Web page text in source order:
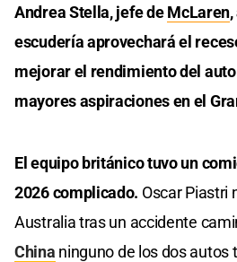
Andrea Stella, jefe deMcLaren
escudería aprovechará el
mejorar el rendimiento del
mayores aspiraciones en el
El equipo británico tuvo un
2026 complicado. Oscar Piastri
Australia tras un accidente
China ninguno de los dos autos